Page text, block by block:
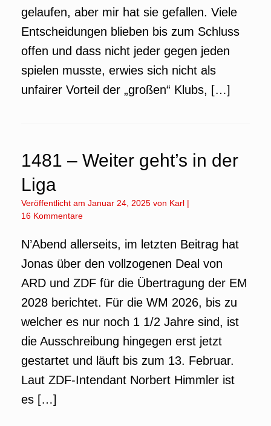
gelaufen, aber mir hat sie gefallen. Viele
Entscheidungen blieben bis zum Schluss
offen und dass nicht jeder gegen jeden
spielen musste, erwies sich nicht als
unfairer Vorteil der „großen“ Klubs, […]
1481 – Weiter geht’s in der
Liga
Veröffentlicht am Januar 24, 2025 von Karl |
16 Kommentare
N’Abend allerseits, im letzten Beitrag hat
Jonas über den vollzogenen Deal von
ARD und ZDF für die Übertragung der EM
2028 berichtet. Für die WM 2026, bis zu
welcher es nur noch 1 1/2 Jahre sind, ist
die Ausschreibung hingegen erst jetzt
gestartet und läuft bis zum 13. Februar.
Laut ZDF-Intendant Norbert Himmler ist
es […]